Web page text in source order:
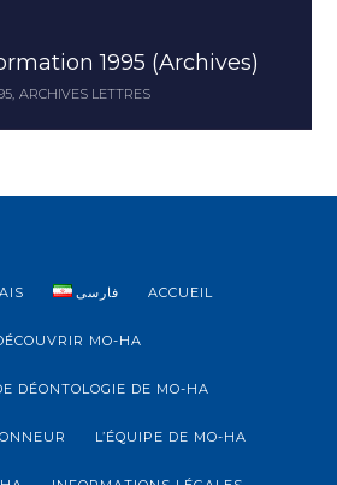
1995 (Archives)
ARCHIVES LETTRES
فارسی ACCUEIL
MO-HA
DÉONTOLOGIE DE MO-HA
L’ÉQUIPE DE MO-HA